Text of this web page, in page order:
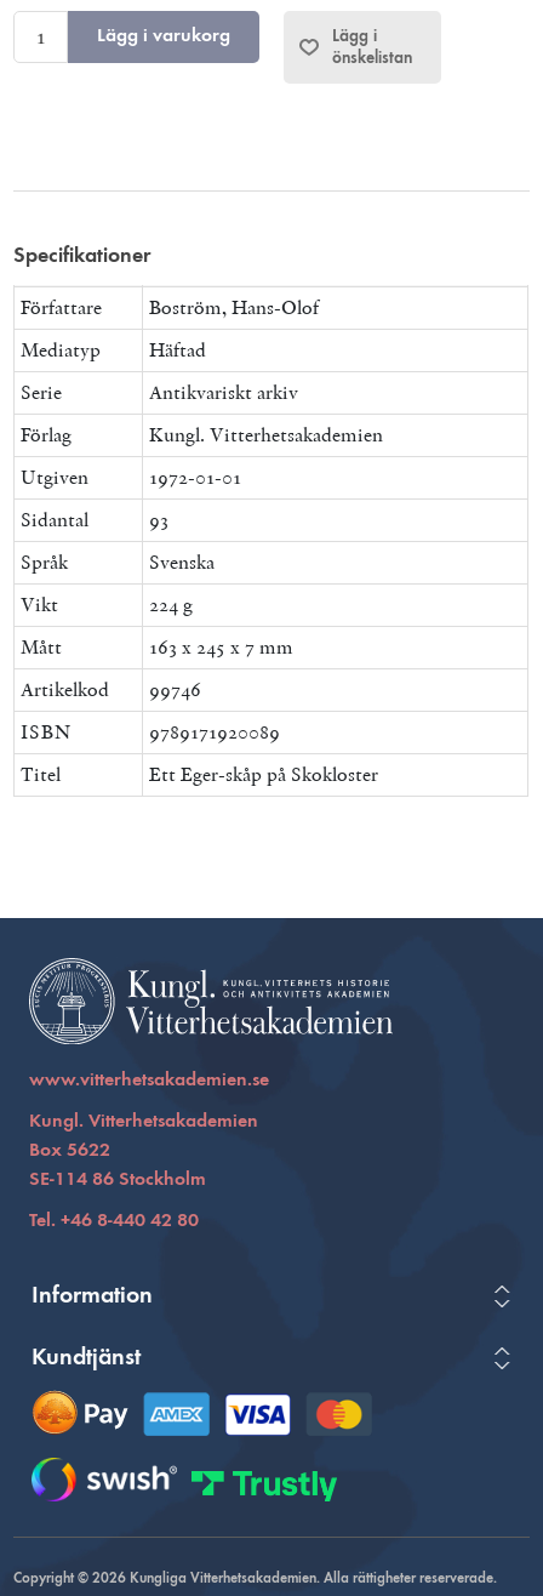
Lägg i varukorg
Lägg i
önskelistan
Specifikationer
Författare
Boström, Hans-Olof
Mediatyp
Häftad
Serie
Antikvariskt arkiv
Förlag
Kungl. Vitterhetsakademien
Utgiven
1972-01-01
Sidantal
93
Språk
Svenska
Vikt
224 g
Mått
163 x 245 x 7 mm
Artikelkod
99746
ISBN
9789171920089
Titel
Ett Eger-skåp på Skokloster
www.vitterhetsakademien.se
Kungl. Vitterhetsakademien
Box 5622
SE-114 86 Stockholm
Tel. +46 8-440 42 80
Information
Kundtjänst
Copyright © 2026 Kungliga Vitterhetsakademien. Alla rättigheter reserverade.